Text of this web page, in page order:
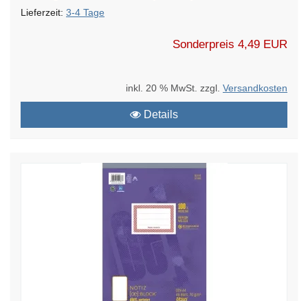
Lieferzeit: 3-4 Tage
Sonderpreis 4,49 EUR
inkl. 20 % MwSt. zzgl. Versandkosten
Details